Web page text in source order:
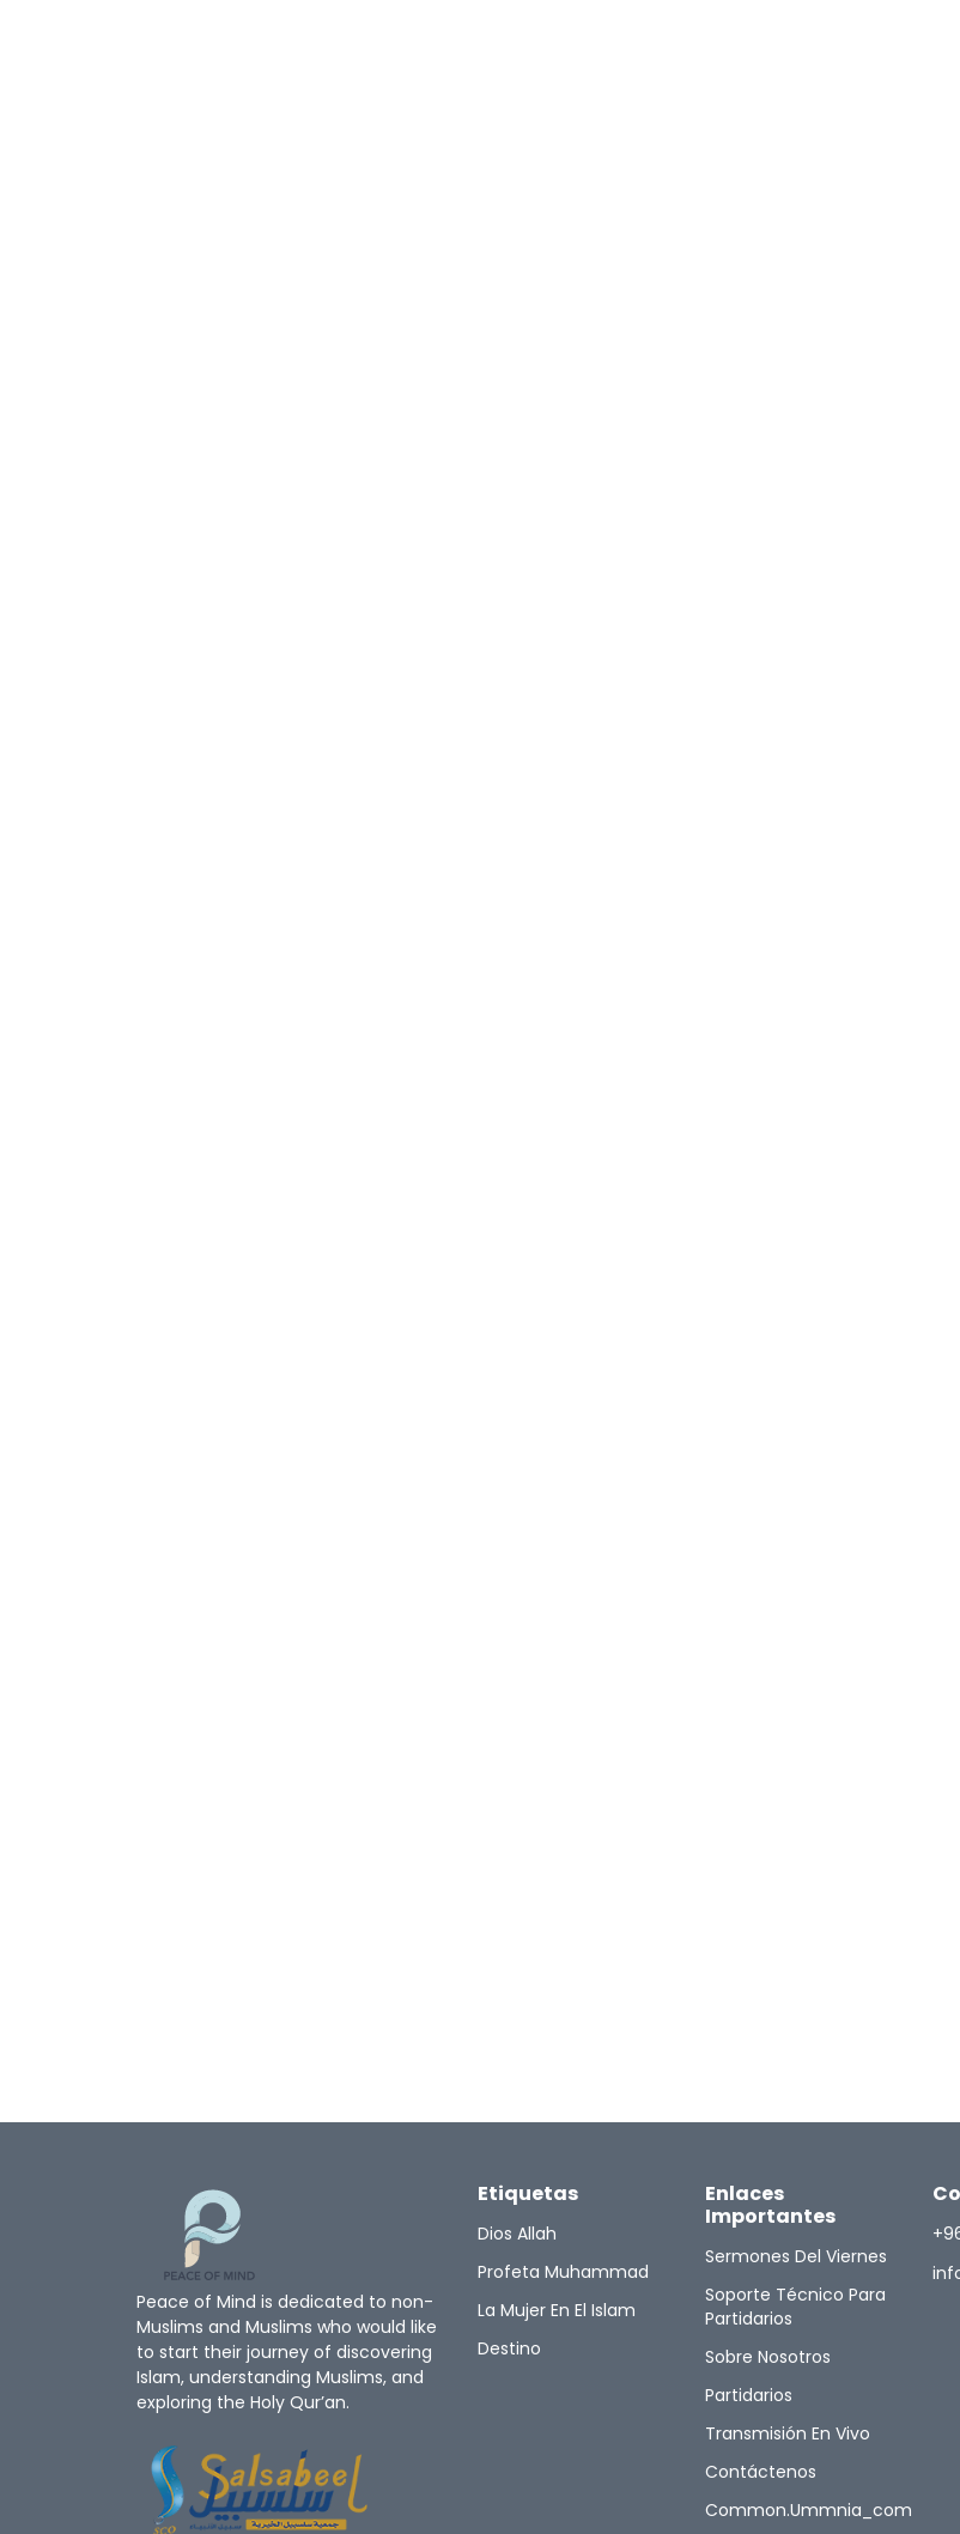
Peace of Mind is dedicated to non-
Muslims and Muslims who would like
to start their journey of discovering
Islam, understanding Muslims, and
exploring the Holy Qur’an.
Etiquetas
Dios Allah
Profeta Muhammad
La Mujer En El Islam
Destino
Enlaces
Importantes
Sermones Del Viernes
Soporte Técnico Para
Partidarios
Sobre Nosotros
Partidarios
Transmisión En Vivo
Contáctenos
Common.ummnia_com